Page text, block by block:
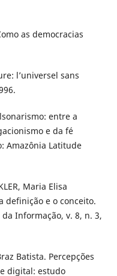
as democracias
l’universel sans
entre a
e da fé
Amazônia Latitude
Maria Elisa
definição e o conceito.
Informação, v. 8, n. 3,
Batista. Percepções
digital: estudo